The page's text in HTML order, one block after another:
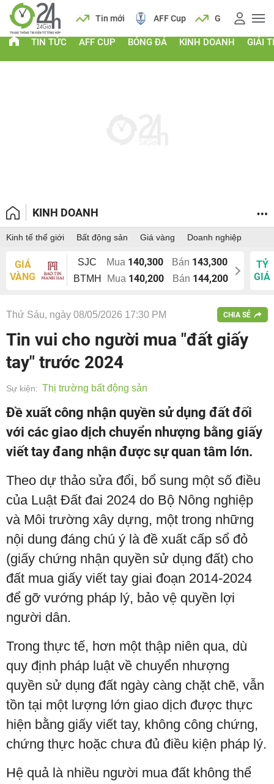
Lịch Tin mới AFF Cup Giá vàng
TIN TỨC AFF CUP BÓNG ĐÁ KINH DOANH GIẢI
KINH DOANH
Kinh tế thế giới Bất động sản Giá vàng Doanh nghiệp
GIÁ
VÀNG
SJC Mua 140,300 Bán 143,300
BTMH Mua 140,200 Bán 144,200
TỶ
GIÁ
Thứ Sáu, ngày 08/05/2026 17:30 PM CHIA SẺ
Tin vui cho người mua "đất giấy
tay" trước 2024
Sự kiện: Thị trường bất động sản
Đề xuất công nhận quyền sử dụng đất đối
với các giao dịch chuyển nhượng bằng giấy
viết tay đang nhận được sự quan tâm lớn.
Theo dự thảo sửa đổi, bổ sung một số điều
của Luật Đất đai 2024 do Bộ Nông nghiệp
và Môi trường xây dựng, một trong những
nội dung đáng chú ý là đề xuất cấp sổ đỏ
(giấy chứng nhận quyền sử dụng đất) cho
đất mua giấy viết tay giai đoạn 2014-2024
để gỡ vướng pháp lý, bảo vệ quyền lợi
người dân.
Trong thực tế, hơn một thập niên qua, dù
quy định pháp luật về chuyển nhượng
quyền sử dụng đất ngày càng chặt chẽ, vẫn
tồn tại một lượng lớn giao dịch được thực
hiện bằng giấy viết tay, không công chứng,
chứng thực hoặc chưa đủ điều kiện pháp lý.
Hệ quả là nhiều người mua đất không thể